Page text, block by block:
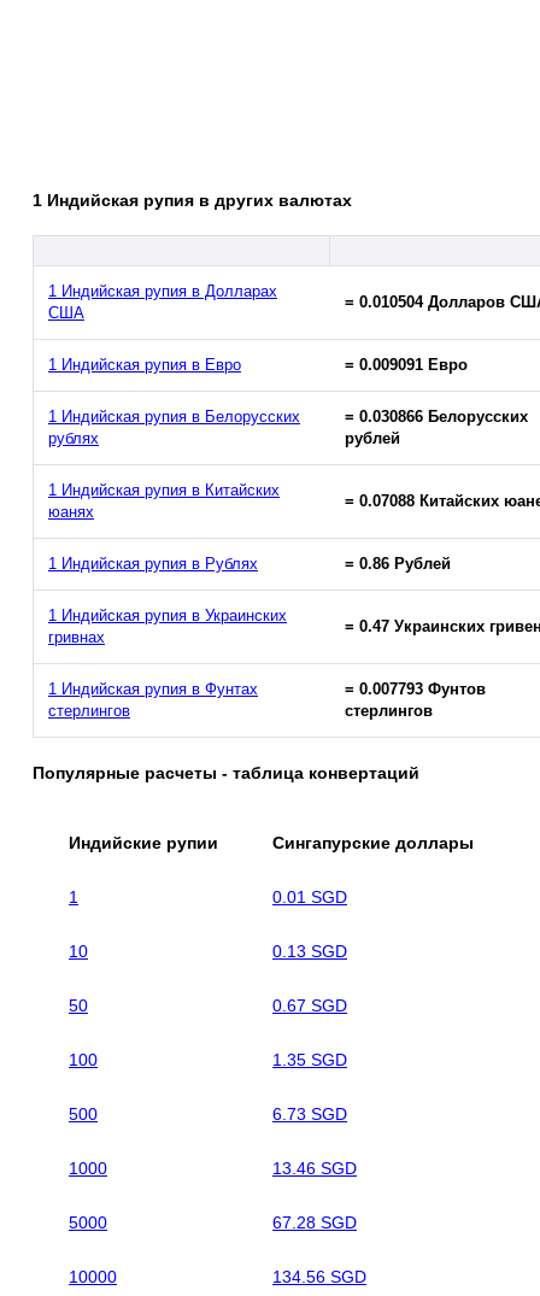
1 Индийская рупия в других валютах
1 Индийская рупия в Долларах
США
= 0.010504 Долларов
1 Индийская рупия в Евро = 0.009091 Евро
1 Индийская рупия в Белорусских
рублях
= 0.030866 Белорусских
рублей
1 Индийская рупия в Китайских
юанях
= 0.07088 Китайских
1 Индийская рупия в Рублях = 0.86 Рублей
1 Индийская рупия в Украинских
гривнах
= 0.47 Украинских
1 Индийская рупия в Фунтах
стерлингов
= 0.007793 Фунтов
стерлингов
Популярные расчеты - таблица конвертаций
Индийские рупии Сингапурские доллары
1 0.01 SGD
10 0.13 SGD
50 0.67 SGD
100 1.35 SGD
500 6.73 SGD
1000 13.46 SGD
5000 67.28 SGD
10000 134.56 SGD